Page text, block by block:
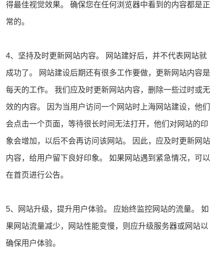
得最佳视觉效果。 确保您在任何浏览器中看到的内容都是正
常的。
4、坚持及时更新网站内容。 网站建好后，并不代表网站就
成功了。 网站建设后期还有很多工作要做，更新网站内容是
每天的工作。 我们应及时更新网站内容，删除一些过时或无
效的内容。 因为当用户访问一个网站时上海网站建设，他们
会点击一个页面，等待很长时间无法打开，他们对网站的印
象会增加，以后不会再访问该网站。 因此，应及时更新网站
内容，给用户留下良好印象。 如果网站遇到紧急情况，可以
在首页进行公告。
5、网站升级，提升用户体验。 应始终监控网站的流量。 如
果 网站流量减少，网站性能变慢，则应升级服务器或网站以
确保用户体验。